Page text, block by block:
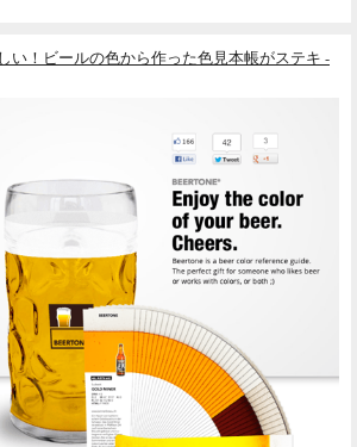
い！ビールの色から作った色見本帳がステキ -